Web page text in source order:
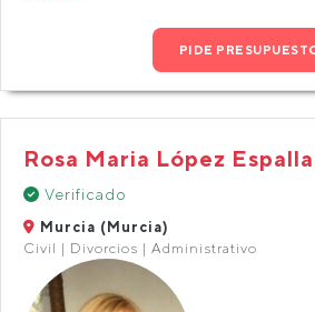
PIDE
Rosa Maria López
Verificado
Murcia (Murcia)
Civil | Divorcios | Administrativo